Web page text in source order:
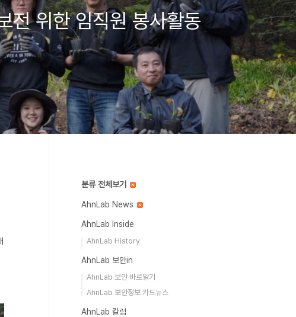
전 위한 임직원 봉사활동
분류 전체보기
AhnLab News
AhnLab Inside
AhnLab History
AhnLab 보안in
AhnLab 보안 바로알기
AhnLab 보안정보 카드뉴스
AhnLab 칼럼